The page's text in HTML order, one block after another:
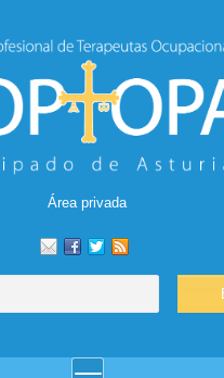
Área privada